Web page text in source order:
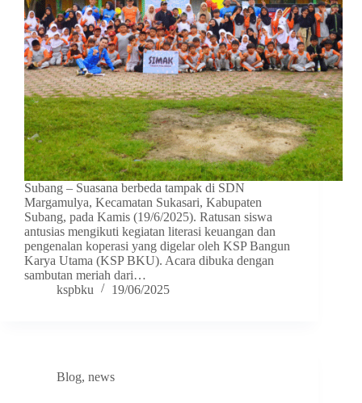
Subang – Suasana berbeda tampak di SDN
Margamulya, Kecamatan Sukasari, Kabupaten
Subang, pada Kamis (19/6/2025). Ratusan siswa
antusias mengikuti kegiatan literasi keuangan dan
pengenalan koperasi yang digelar oleh KSP Bangun
Karya Utama (KSP BKU). Acara dibuka dengan
sambutan meriah dari…
kspbku
19/06/2025
Blog, news